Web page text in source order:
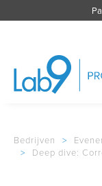
Bedrijven >
>
Deep dive: